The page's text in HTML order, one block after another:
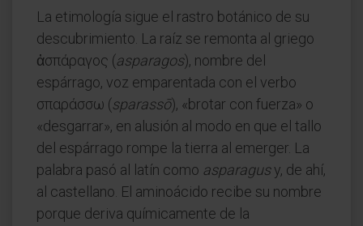
La etimología sigue el rastro botánico de su
descubrimiento. La raíz se remonta al griego
ἀσπάραγος (asparagos), nombre del
espárrago, voz emparentada con el verbo
σπαράσσω (sparassō), «brotar con fuerza» o
«desgarrar», en alusión al modo en que el tallo
del espárrago rompe la tierra al emerger. La
palabra pasó al latín como asparagusy, de ahí,
al castellano. El aminoácido recibe su nombre
porque deriva químicamente de la